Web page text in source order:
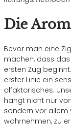
Die
Bevor man eine
machen, dass
ersten Zug
erster Linie ein
olfaktorisches.
hängt nicht nur
sondern vor allem
wahrnehmen, zu